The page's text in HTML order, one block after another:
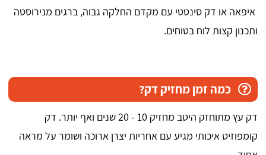
איפאה או דק סינטטי עם מקדם החלקה גבוה, ברגים מנירוסטה
ותכנון קצות לוח בטוחים.
כמה זמן מחזיק דק?
דק עץ מתוחזק היטב מחזיק 10 - 20 שנים ואף יותר. דק
קומפוזיט איכותי מגיע עם אחריות יצרן ארוכה ושומר על מראה